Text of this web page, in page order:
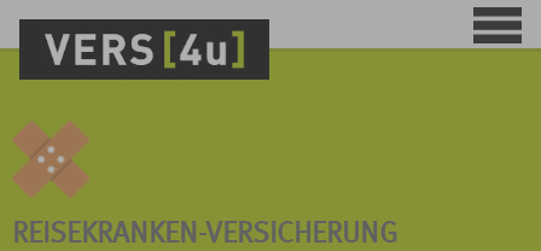
REISEKRANKEN-VERSICHERUNG